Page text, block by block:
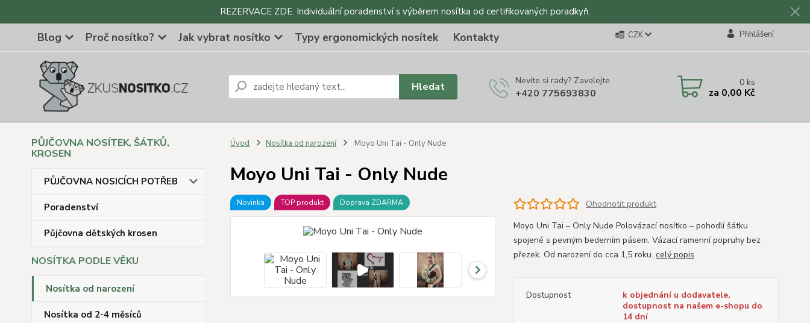
REZERVACE ZDE. Individuální poradenství s výběrem nosítka od certifikovaných poradkyň.
Blog Proč nosítko? Jak vybrat nosítko Typy ergonomických nosítek Kontakty CZK Přihlášení
Hledat Nevíte si rady? Zavolejte.
+420 775693830
0ks
za 0,00 Kč
PŮJČOVNA NOSÍTEK, ŠÁTKŮ,
KROSEN
PŮJČOVNA NOSICÍCH POTŘEB
Poradenství
Půjčovna dětských krosen
NOSÍTKA PODLE VĚKU
Nosítka od narození
Nosítka od 2-4 měsíců
Úvod Nosítka od narození Moyo Uni Tai - Only Nude
Moyo Uni Tai - Only Nude
Novinka TOP produkt Doprava ZDARMA
Ohodnotit produkt
Moyo Uni Tai – Only Nude Polovázací nosítko – pohodlí šátku
spojené s pevným bederním pásem. Vázací ramenní popruhy bez
přezek. Od narození do cca 1,5 roku. celý popis
Dostupnost
k objednání u dodavatele,
dostupnost na našem e-shopu do
14 dní